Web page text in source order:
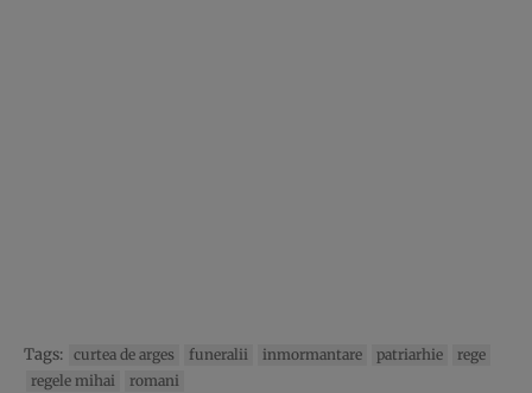
Tags: curtea de arges funeralii inmormantare patriarhie
rege
regele mihai
romani